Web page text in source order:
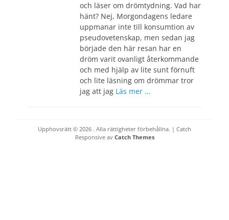
och läser om drömtydning. Vad har
hänt? Nej, Morgondagens ledare
uppmanar inte till konsumtion av
pseudovetenskap, men sedan jag
började den här resan har en
dröm varit ovanligt återkommande
och med hjälp av lite sunt förnuft
och lite läsning om drömmar tror
jag att jag Läs mer …
Upphovsrätt © 2026 . Alla rättigheter förbehållna. | Catch
Responsive av Catch Themes